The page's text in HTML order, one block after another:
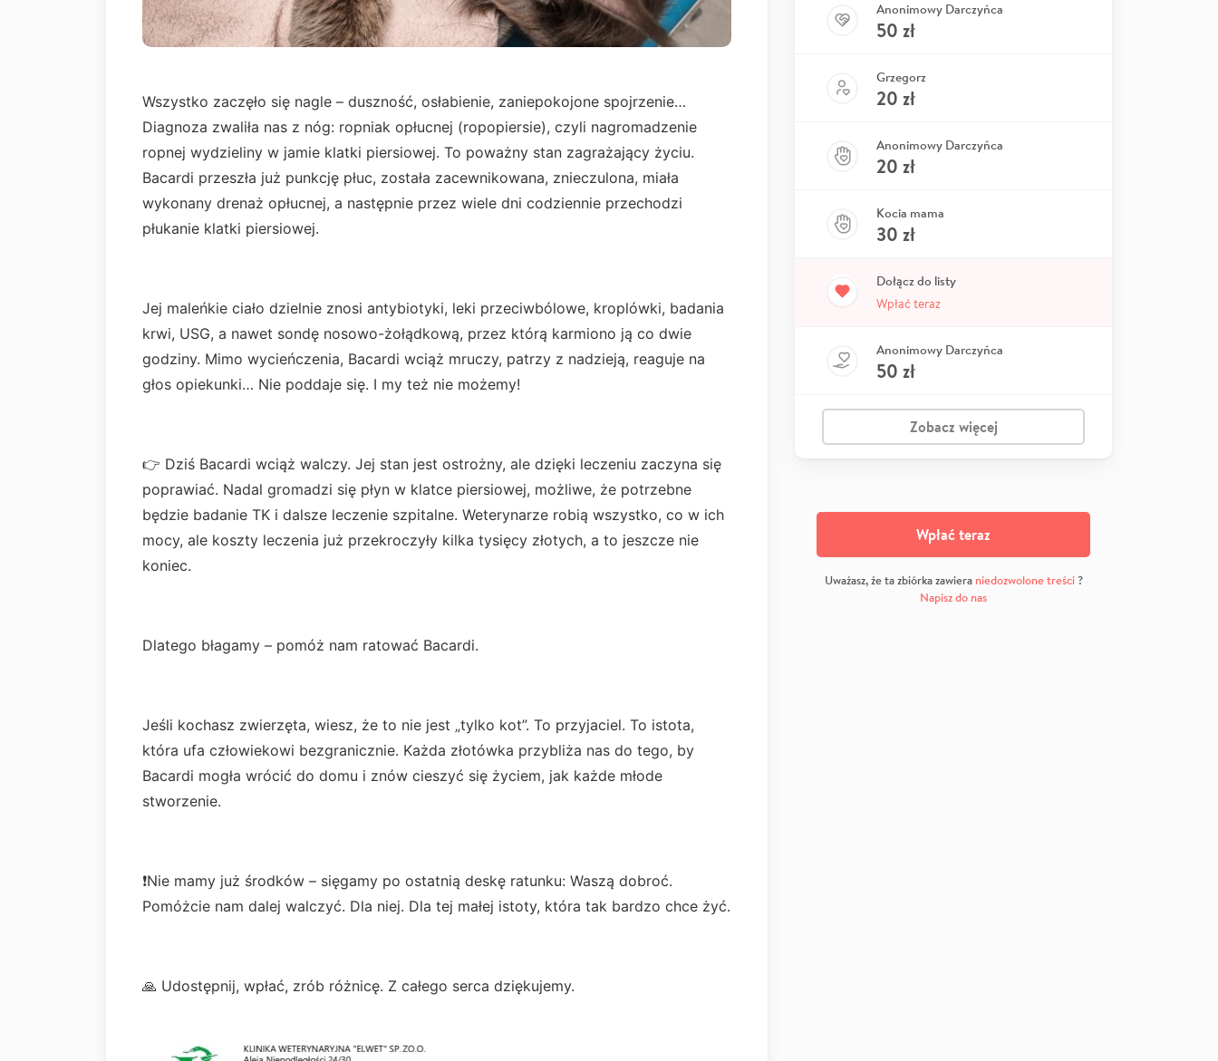
Wszystko zaczęło się nagle – duszność, osłabienie, zaniepokojone spojrzenie…
Diagnoza zwaliła nas z nóg: ropniak opłucnej (ropopiersie), czyli nagromadzenie
ropnej wydzieliny w jamie klatki piersiowej. To poważny stan zagrażający życiu.
Bacardi przeszła już punkcję płuc, została zacewnikowana, znieczulona, miała
wykonany drenaż opłucnej, a następnie przez wiele dni codziennie przechodzi
płukanie klatki piersiowej.
Jej maleńkie ciało dzielnie znosi antybiotyki, leki przeciwbólowe, kroplówki, badania
krwi, USG, a nawet sondę nosowo-żołądkową, przez którą karmiono ją co dwie
godziny. Mimo wycieńczenia, Bacardi wciąż mruczy, patrzy z nadzieją, reaguje na
głos opiekunki… Nie poddaje się. I my też nie możemy!
👉 Dziś Bacardi wciąż walczy. Jej stan jest ostrożny, ale dzięki leczeniu zaczyna się
poprawiać. Nadal gromadzi się płyn w klatce piersiowej, możliwe, że potrzebne
będzie badanie TK i dalsze leczenie szpitalne. Weterynarze robią wszystko, co w ich
mocy, ale koszty leczenia już przekroczyły kilka tysięcy złotych, a to jeszcze nie
koniec.
Dlatego błagamy – pomóż nam ratować Bacardi.
Jeśli kochasz zwierzęta, wiesz, że to nie jest „tylko kot”. To przyjaciel. To istota,
która ufa człowiekowi bezgranicznie. Każda złotówka przybliża nas do tego, by
Bacardi mogła wrócić do domu i znów cieszyć się życiem, jak każde młode
stworzenie.
❗Nie mamy już środków – sięgamy po ostatnią deskę ratunku: Waszą dobroć.
Pomóżcie nam dalej walczyć. Dla niej. Dla tej małej istoty, która tak bardzo chce żyć.
🙏 Udostępnij, wpłać, zrób różnicę. Z całego serca dziękujemy.
Anonimowy Darczyńca
50 zł
Grzegorz
20 zł
Anonimowy Darczyńca
20 zł
Kocia mama
30 zł
Dołącz do listy
Wpłać teraz
Anonimowy Darczyńca
50 zł
Zobacz więcej
Wpłać teraz
Uważasz, że ta zbiórka zawiera niedozwolone treści?
Napisz do nas